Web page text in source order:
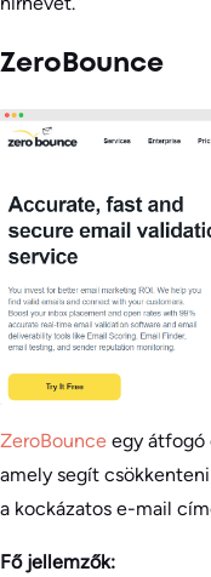
ZeroBounce
ZeroBounce egy átfogó
amely segít
a kockázatos e-mail
Fő jellemzők: